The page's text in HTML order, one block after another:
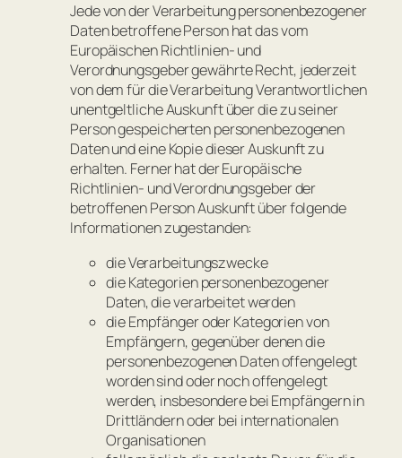
Jede von der Verarbeitung personenbezogener
Daten betroffene Person hat das vom
Europäischen Richtlinien- und
Verordnungsgeber gewährte Recht, jederzeit
von dem für die Verarbeitung Verantwortlichen
unentgeltliche Auskunft über die zu seiner
Person gespeicherten personenbezogenen
Daten und eine Kopie dieser Auskunft zu
erhalten. Ferner hat der Europäische
Richtlinien- und Verordnungsgeber der
betroffenen Person Auskunft über folgende
Informationen zugestanden:
die Verarbeitungszwecke
die Kategorien personenbezogener
Daten, die verarbeitet werden
die Empfänger oder Kategorien von
Empfängern, gegenüber denen die
personenbezogenen Daten offengelegt
worden sind oder noch offengelegt
werden, insbesondere bei Empfängern in
Drittländern oder bei internationalen
Organisationen